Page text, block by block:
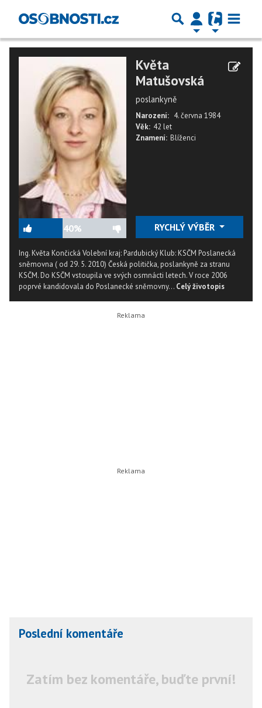
40%
Květa
Matušovská
poslankyně
Narození: 4. června 1984
Věk: 42 let
Znamení: Blíženci
RYCHLÝ VÝBĚR
Ing. Květa Končická Volební kraj: Pardubický Klub: KSČM Poslanecká
sněmovna ( od 29. 5. 2010) Česká politička, poslankyně za stranu
KSČM. Do KSČM vstoupila ve svých osmnácti letech. V roce 2006
poprvé kandidovala do Poslanecké sněmovny... Celý životopis
Poslední komentáře
Zatím bez komentáře, buďte první!